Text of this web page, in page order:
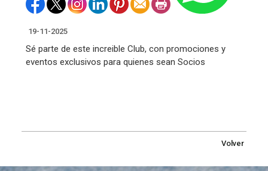
19-11-2025
Sé parte de este increible Club, con promociones y
eventos exclusivos para quienes sean Socios
Volver